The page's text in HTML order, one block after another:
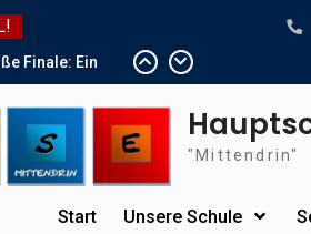
Finale: Ein
vor den
dabei!
der HSE
schöne
"Mittendrin"
Start Unsere Schule